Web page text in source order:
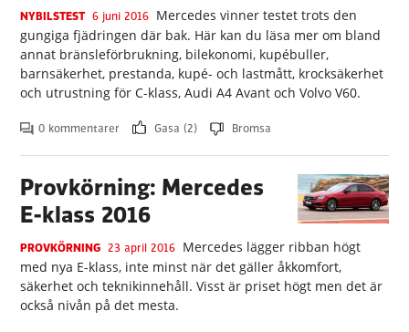
NYBILSTEST 6 juni 2016 Mercedes vinner testet trots den
gungiga fjädringen där bak. Här kan du läsa mer om bland
annat bränsleförbrukning, bilekonomi, kupébuller,
barnsäkerhet, prestanda, kupé- och lastmått, krocksäkerhet
och utrustning för C-klass, Audi A4 Avant och Volvo V60.
0 kommentarer Gasa (2) Bromsa
Provkörning: Mercedes
E-klass 2016
PROVKÖRNING 23 april 2016 Mercedes lägger ribban högt
med nya E-klass, inte minst när det gäller åkkomfort,
säkerhet och teknikinnehåll. Visst är priset högt men det är
också nivån på det mesta.